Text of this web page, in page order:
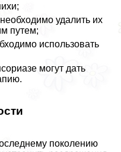
удалить их
путем;
использовать
могут дать
поколению